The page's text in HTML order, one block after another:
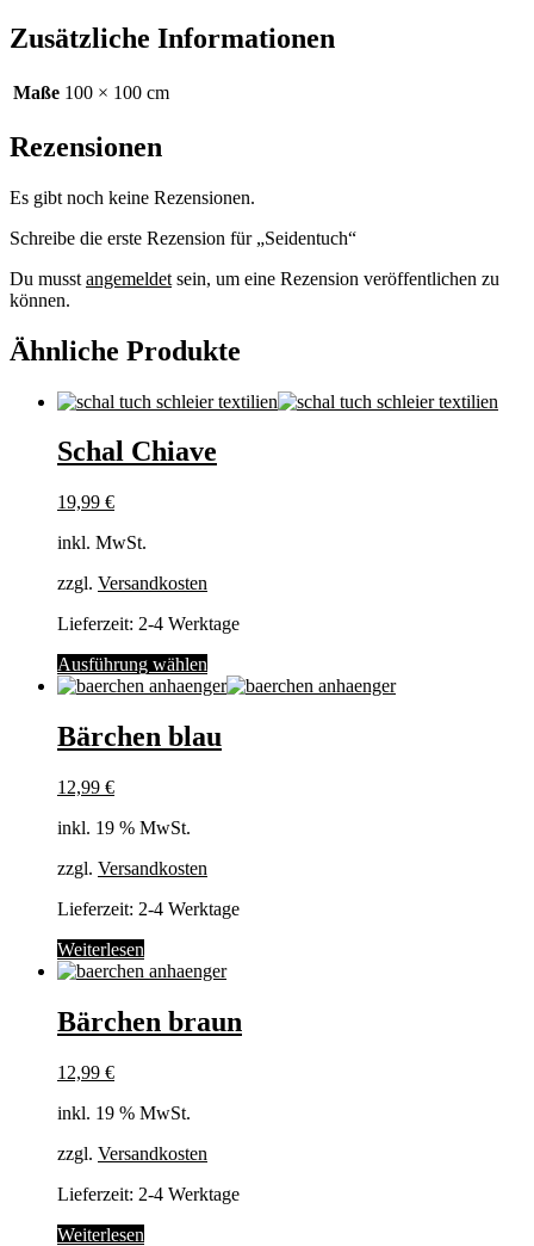
Zusätzliche Informationen
Maße 100 × 100 cm
Rezensionen
Es gibt noch keine Rezensionen.
Schreibe die erste Rezension für „Seidentuch“
Du musst angemeldet sein, um eine Rezension veröffentlichen zu
können.
Ähnliche Produkte
Schal Chiave
19,99 €
inkl. MwSt.
zzgl. Versandkosten
Lieferzeit: 2-4 Werktage
Ausführung wählen
Produkt
Varianten
der
Produktseite
gewählt
Bärchen blau
12,99 €
inkl. 19 % MwSt.
zzgl. Versandkosten
Lieferzeit: 2-4 Werktage
Weiterlesen
Bärchen braun
12,99 €
inkl. 19 % MwSt.
zzgl. Versandkosten
Lieferzeit: 2-4 Werktage
Weiterlesen